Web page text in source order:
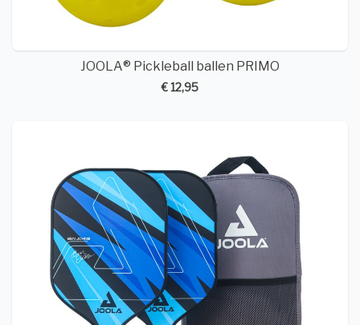
JOOLA® Pickleball ballen PRIMO
€ 12,95